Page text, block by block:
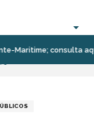
Maritime; consulta